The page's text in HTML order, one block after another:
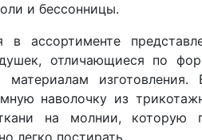
и бессонницы.
ассортименте
отличающиеся по
материалам изготовления.
наволочку из
на молнии, которую